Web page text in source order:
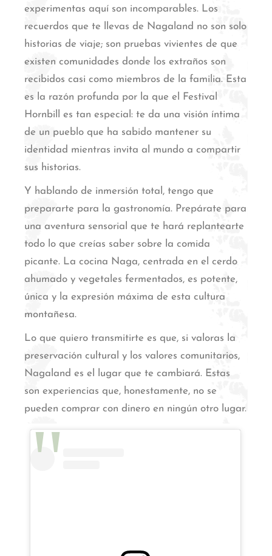
experimentas aquí son incomparables. Los
recuerdos que te llevas de Nagaland no son solo
historias de viaje; son pruebas vivientes de que
existen comunidades donde los extraños son
recibidos casi como miembros de la familia. Esta
es la razón profunda por la que el Festival
Hornbill es tan especial: te da una visión íntima
de un pueblo que ha sabido mantener su
identidad mientras invita al mundo a compartir
sus historias.
Y hablando de inmersión total, tengo que
prepararte para la gastronomía. Prepárate para
una aventura sensorial que te hará replantearte
todo lo que creías saber sobre la comida
picante. La cocina Naga, centrada en el cerdo
ahumado y vegetales fermentados, es potente,
única y la expresión máxima de esta cultura
montañesa.
Lo que quiero transmitirte es que, si valoras la
preservación cultural y los valores comunitarios,
Nagaland es el lugar que te cambiará. Estas
son experiencias que, honestamente, no se
pueden comprar con dinero en ningún otro lugar.